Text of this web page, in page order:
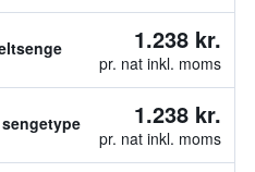
1.238 kr.
pr. nat inkl. moms
1.238 kr.
pr. nat inkl. moms